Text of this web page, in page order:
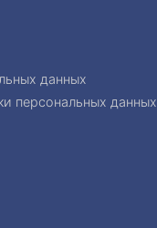
данных
персональных данных